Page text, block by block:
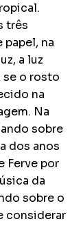
três
papel, na
a luz
se o rosto
na
Na
sobre
dos anos
Ferve por
da
sobre o
considerar